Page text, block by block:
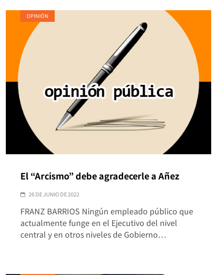
OPINIÓN
El “Arcismo” debe agradecerle a Añez
26 DE JUNIO DE 2022
FRANZ BARRIOS Ningún empleado público que
actualmente funge en el Ejecutivo del nivel
central y en otros niveles de Gobierno…